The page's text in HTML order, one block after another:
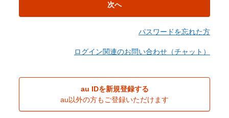
次へ
パスワードを忘れた方
ログイン関連のお問い合わせ（チャット）
au IDを新規登録する
au以外の方もご登録いただけます